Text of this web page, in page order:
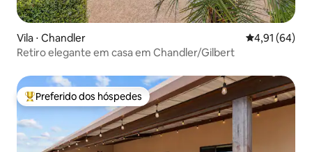
Vila ⋅ Chandler 4,91 de uma
4,91 (64)
Retiro elegante em casa em Chandler/Gilbert
Entre os melhores preferidos dos hóspedes
Preferido dos hóspedes